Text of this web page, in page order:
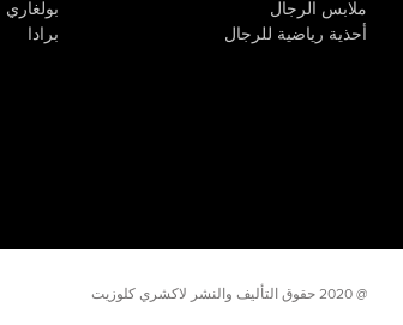
ملابس الرجال
أحذية رياضية للرجال
بولغاري
برادا
@ 2020 حقوق التأليف والنشر لاكشري كلوزيت